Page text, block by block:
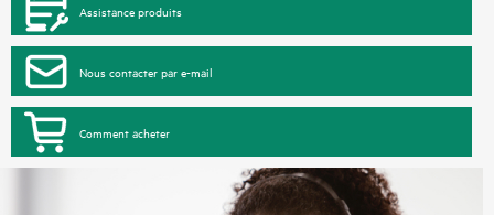
Assistance produits
Nous contacter par e-mail
Comment acheter